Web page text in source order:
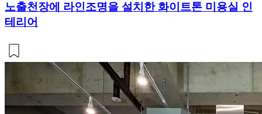
노출천장에 라인조명을 설치한 화이트톤 미용실 인
테리어